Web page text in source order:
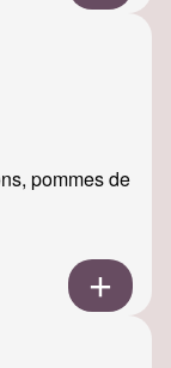
pommes de